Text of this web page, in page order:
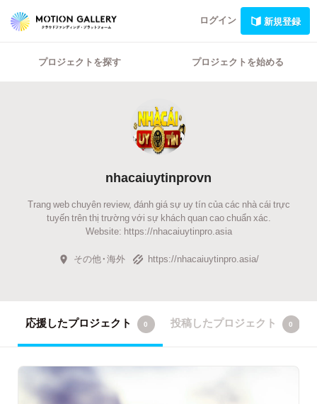
ログイン 新規登録
プロジェクトを探す プロジェクトを始める
nhacaiuytinprovn
Trang web chuyên review, đánh giá sự uy tín của các nhà cái trực
tuyến trên thị trường với sự khách quan cao chuẩn xác.
Website: https://nhacaiuytinpro.asia
その他・海外 https://nhacaiuytinpro.asia/
応援したプロジェクト 0 投稿したプロジェクト 0